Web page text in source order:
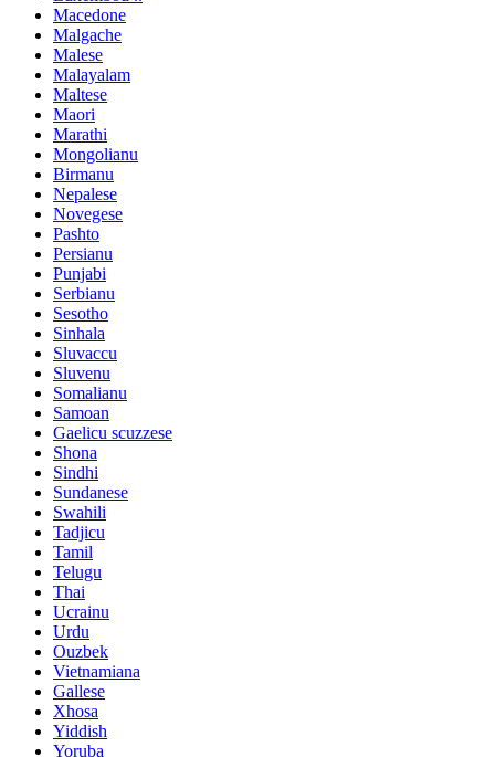
Macedone
Malgache
Malese
Malayalam
Maltese
Maori
Marathi
Mongolianu
Birmanu
Nepalese
Novegese
Pashto
Persianu
Punjabi
Serbianu
Sesotho
Sinhala
Sluvaccu
Sluvenu
Somalianu
Samoan
Gaelicu scuzzese
Shona
Sindhi
Sundanese
Swahili
Tadjicu
Tamil
Telugu
Thai
Ucrainu
Urdu
Ouzbek
Vietnamiana
Gallese
Xhosa
Yiddish
Yoruba